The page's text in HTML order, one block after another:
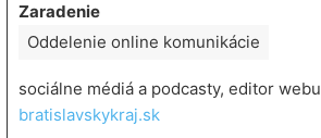
Zaradenie
Oddelenie online komunikácie
sociálne médiá a podcasty, editor webu
bratislavskykraj.sk